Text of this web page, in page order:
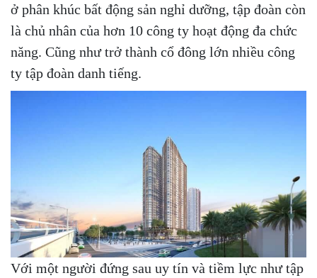
ở phân khúc bất động sản nghỉ dưỡng, tập đoàn còn
là chủ nhân của hơn 10 công ty hoạt động đa chức
năng. Cũng như trở thành cổ đông lớn nhiều công
ty tập đoàn danh tiếng.
Với một người đứng sau uy tín và tiềm lực như tập